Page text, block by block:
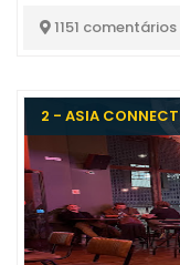
1151 comentários
2 - ASIA